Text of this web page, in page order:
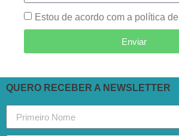
Estou de acordo com a política
Enviar
QUERO RECEBER A NEWSLETTER